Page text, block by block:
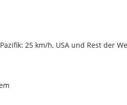
25 km/h, USA und Rest der